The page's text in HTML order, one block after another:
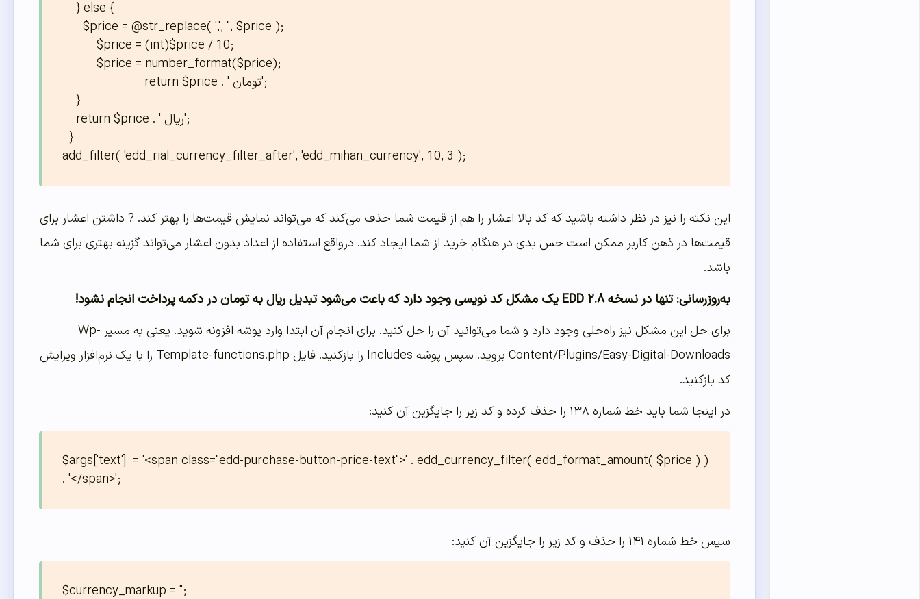
این نکته را نیز در نظر داشته باشید که کد بالا اعشار را هم از قیمت شما حذف می‌کند که می‌تواند نمایش قیمت‌ها را بهتر کند. ? داشتن اعشار برای
قیمت‌ها در ذهن کاربر ممکن است حس بدی در هنگام خرید از شما ایجاد کند. درواقع استفاده از اعداد بدون اعشار می‌تواند گزینه بهتری برای شما
باشد.
به‌روزرسانی: تنها در نسخه ۲.۸ EDD یک مشکل کد نویسی وجود دارد که باعث می‌شود تبدیل ریال به تومان در دکمه پرداخت انجام نشود!
برای حل این مشکل نیز راه‌حلی وجود دارد و شما می‌توانید آن را حل کنید. برای انجام آن ابتدا وارد پوشه افزونه شوید. یعنی به مسیر Wp-
Content/Plugins/Easy-Digital-Downloads بروید. سپس پوشه Includes را بازکنید. فایل Template-functions.php را با یک نرم‌افزار ویرایش
کد بازکنید.
در اینجا شما باید خط شماره ۱۳۸ را حذف کرده و کد زیر را جایگزین آن کنید:
$args['text']  = '<span class="edd-purchase-button-price-text">' . edd_currency_filter( edd_format_amount( $price ) )
. '</span>';
سپس خط شماره ۱۴۱ را حذف و کد زیر را جایگزین آن کنید:
$currency_markup = '';